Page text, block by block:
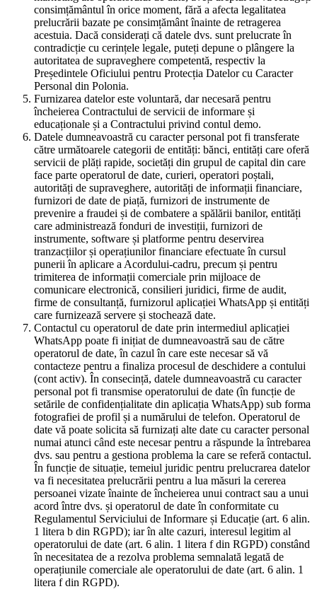
consimțământul în orice moment, fără a afecta legalitatea
prelucrării bazate pe consimțământ înainte de retragerea
acestuia. Dacă considerați că datele dvs. sunt prelucrate în
contradicție cu cerințele legale, puteți depune o plângere la
autoritatea de supraveghere competentă, respectiv la
Președintele Oficiului pentru Protecția Datelor cu Caracter
Personal din Polonia.
Furnizarea datelor este voluntară, dar necesară pentru
încheierea Contractului de servicii de informare și
educaționale și a Contractului privind contul demo.
Datele dumneavoastră cu caracter personal pot fi transferate
către următoarele categorii de entități: bănci, entități care oferă
servicii de plăți rapide, societăți din grupul de capital din care
face parte operatorul de date, curieri, operatori poștali,
autorități de supraveghere, autorități de informații financiare,
furnizori de date de piață, furnizori de instrumente de
prevenire a fraudei și de combatere a spălării banilor, entități
care administrează fonduri de investiții, furnizori de
instrumente, software și platforme pentru deservirea
tranzacțiilor și operațiunilor financiare efectuate în cursul
punerii în aplicare a Acordului-cadru, precum și pentru
trimiterea de informații comerciale prin mijloace de
comunicare electronică, consilieri juridici, firme de audit,
firme de consultanță, furnizorul aplicației WhatsApp și entități
care furnizează servere și stochează date.
Contactul cu operatorul de date prin intermediul aplicației
WhatsApp poate fi inițiat de dumneavoastră sau de către
operatorul de date, în cazul în care este necesar să vă
contacteze pentru a finaliza procesul de deschidere a contului
(cont activ). În consecință, datele dumneavoastră cu caracter
personal pot fi transmise operatorului de date (în funcție de
setările de confidențialitate din aplicația WhatsApp) sub forma
fotografiei de profil și a numărului de telefon. Operatorul de
date vă poate solicita să furnizați alte date cu caracter personal
numai atunci când este necesar pentru a răspunde la întrebarea
dvs. sau pentru a gestiona problema la care se referă contactul.
În funcție de situație, temeiul juridic pentru prelucrarea datelor
va fi necesitatea prelucrării pentru a lua măsuri la cererea
persoanei vizate înainte de încheierea unui contract sau a unui
acord între dvs. și operatorul de date în conformitate cu
Regulamentul Serviciului de Informare și Educație (art. 6 alin.
1 litera b din RGPD); iar în alte cazuri, interesul legitim al
operatorului de date (art. 6 alin. 1 litera f din RGPD) constând
în necesitatea de a rezolva problema semnalată legată de
operațiunile comerciale ale operatorului de date (art. 6 alin. 1
litera f din RGPD).